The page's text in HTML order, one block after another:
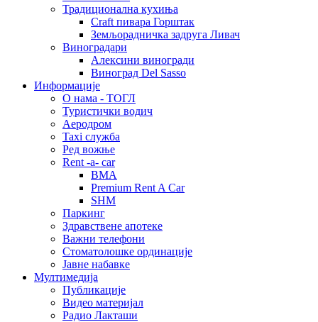
Традиционална кухиња
Craft пивара Горштак
Земљорадничка задруга Ливач
Виноградари
Алексини виногради
Виноград Del Sasso
Информације
О нама - ТОГЛ
Туристички водич
Аеродром
Taxi служба
Ред вожње
Rent -a- car
BMA
Premium Rent A Car
SHM
Паркинг
Здравствене апотеке
Важни телефони
Стоматолошке ординације
Јавне набавке
Мултимедија
Публикације
Видео материјал
Радио Лакташи